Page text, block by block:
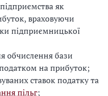
підприємства як
враховуючи
підприємницької
обчислення бази
на прибуток;
ставок податку та
пільг;